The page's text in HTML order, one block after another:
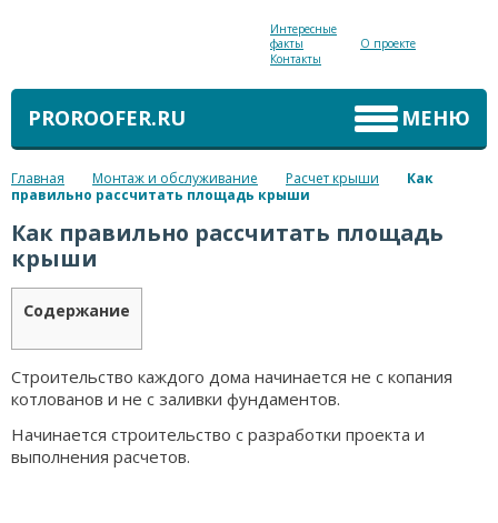
Интересные
факты
О проекте
Контакты
МЕНЮ
PROROOFER.RU
Главная Монтаж и обслуживание Расчет крыши
Как
правильно рассчитать площадь крыши
Как правильно рассчитать площадь
крыши
Содержание
Строительство каждого дома начинается не с копания
котлованов и не с заливки фундаментов.
Начинается строительство с разработки проекта и
выполнения расчетов.